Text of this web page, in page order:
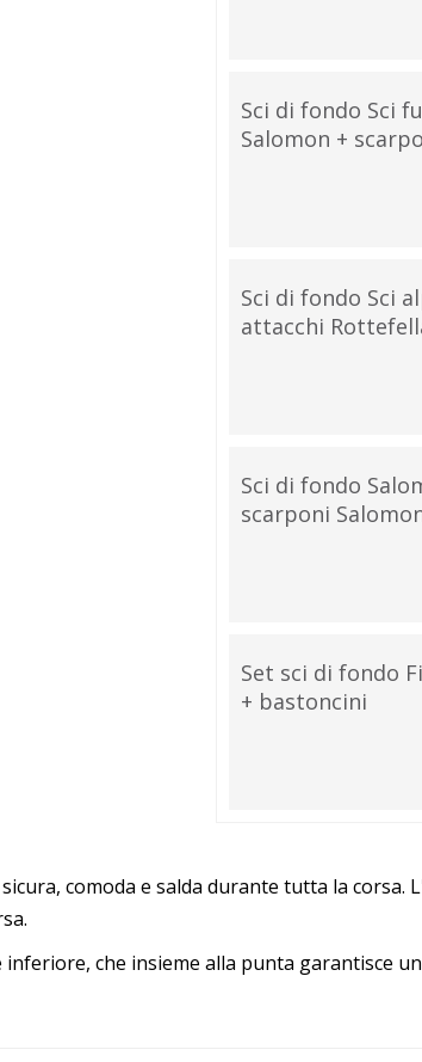
Sci di fondo Sci
Salomon +
Sci di fondo Sci
attacchi
Sci di fondo
scarponi
Set sci di fondo
+ bastoncini
comoda e salda durante tutta la
che insieme alla punta garantisce